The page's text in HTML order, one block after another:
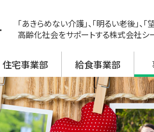
「あきらめない介護」、「明るい老後」、
高齢化社会をサポートする株式会社シ
神戸
開
口
古川西
砂
所
住宅事業部
庵 神戸大開
庵 加古川
給食事業部
シーナの強み
メニュー紹介